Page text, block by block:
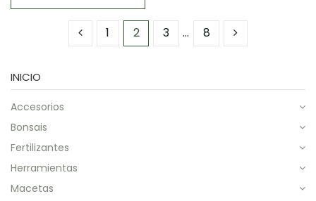
1 2 3 … 8
INICIO
accesorios
bonsais
fertilizantes
herramientas
macetas